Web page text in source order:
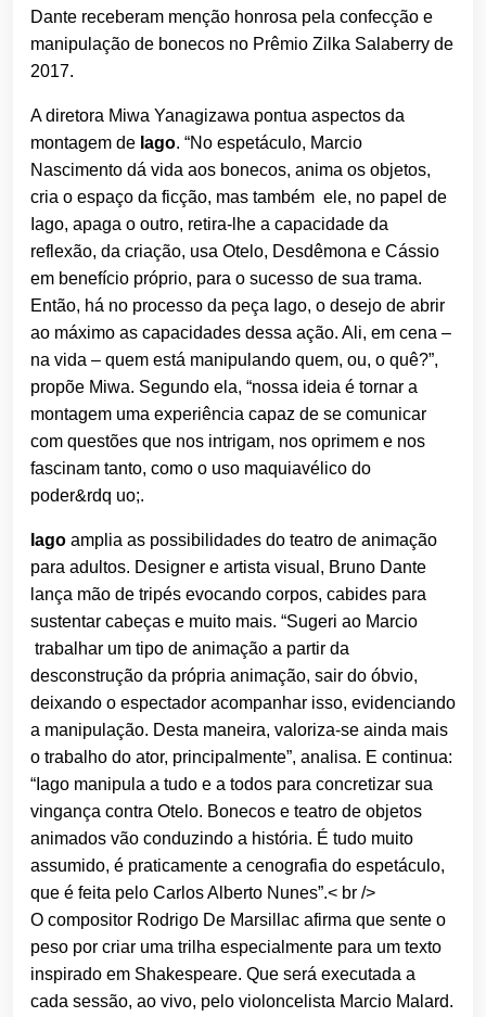
Dante receberam menção honrosa pela confecção e
manipulação de bonecos no Prêmio Zilka Salaberry de
2017.
A diretora Miwa Yanagizawa pontua aspectos da
montagem de Iago. “No espetáculo, Marcio
Nascimento dá vida aos bonecos, anima os objetos,
cria o espaço da ficção, mas também ele, no papel de
Iago, apaga o outro, retira-lhe a capacidade da
reflexão, da criação, usa Otelo, Desdêmona e Cássio
em benefício próprio, para o sucesso de sua trama.
Então, há no processo da peça Iago, o desejo de abrir
ao máximo as capacidades dessa ação. Ali, em cena –
na vida – quem está manipulando quem, ou, o quê?”,
propõe Miwa. Segundo ela, “nossa ideia é tornar a
montagem uma experiência capaz de se comunicar
com questões que nos intrigam, nos oprimem e nos
fascinam tanto, como o uso maquiavélico do
poder&rdq uo;.
Iago amplia as possibilidades do teatro de animação
para adultos. Designer e artista visual, Bruno Dante
lança mão de tripés evocando corpos, cabides para
sustentar cabeças e muito mais. “Sugeri ao Marcio
trabalhar um tipo de animação a partir da
desconstrução da própria animação, sair do óbvio,
deixando o espectador acompanhar isso, evidenciando
a manipulação. Desta maneira, valoriza-se ainda mais
o trabalho do ator, principalmente”, analisa. E continua:
“Iago manipula a tudo e a todos para concretizar sua
vingança contra Otelo. Bonecos e teatro de objetos
animados vão conduzindo a história. É tudo muito
assumido, é praticamente a cenografia do espetáculo,
que é feita pelo Carlos Alberto Nunes”.< br />
O compositor Rodrigo De Marsillac afirma que sente o
peso por criar uma trilha especialmente para um texto
inspirado em Shakespeare. Que será executada a
cada sessão, ao vivo, pelo violoncelista Marcio Malard.